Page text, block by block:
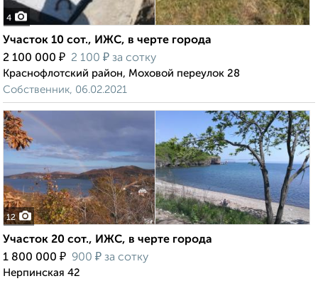
4
Участок 10 сот., ИЖС, в черте города
2 100 000 ₽ 2 100 ₽ за сотку
Краснофлотский район, Моховой переулок 28
Собственник, 06.02.2021
12
Участок 20 сот., ИЖС, в черте города
1 800 000 ₽ 900 ₽ за сотку
Нерпинская 42